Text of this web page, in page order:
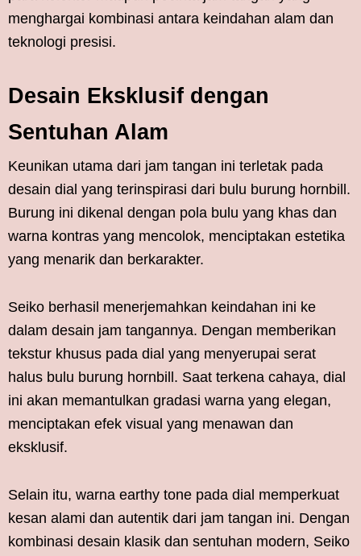
menghargai kombinasi antara keindahan alam dan
teknologi presisi.
Desain Eksklusif dengan
Sentuhan Alam
Keunikan utama dari jam tangan ini terletak pada
desain dial yang terinspirasi dari bulu burung hornbill.
Burung ini dikenal dengan pola bulu yang khas dan
warna kontras yang mencolok, menciptakan estetika
yang menarik dan berkarakter.
Seiko berhasil menerjemahkan keindahan ini ke
dalam desain jam tangannya. Dengan memberikan
tekstur khusus pada dial yang menyerupai serat
halus bulu burung hornbill. Saat terkena cahaya, dial
ini akan memantulkan gradasi warna yang elegan,
menciptakan efek visual yang menawan dan
eksklusif.
Selain itu, warna earthy tone pada dial memperkuat
kesan alami dan autentik dari jam tangan ini. Dengan
kombinasi desain klasik dan sentuhan modern, Seiko